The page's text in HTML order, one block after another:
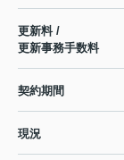
更新料 /
更新事務手数料
契約期間
現況